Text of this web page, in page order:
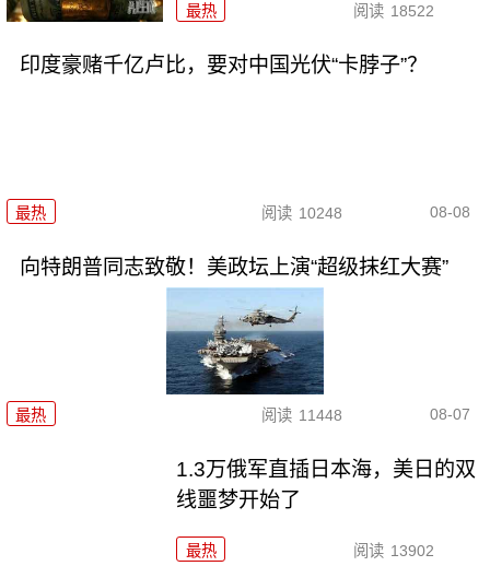
最热 阅读 18522
印度豪赌千亿卢比，要对中国光伏“卡脖子”？
最热 阅读 10248 08-08
向特朗普同志致敬！美政坛上演“超级抹红大赛”
最热 阅读 11448 08-07
1.3万俄军直插日本海，美日的双
线噩梦开始了
最热 阅读 13902